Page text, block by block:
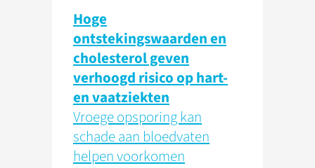
Hoge
ontstekingswaarden en
cholesterol geven
verhoogd risico op hart-
en vaatziekten
Vroege opsporing kan
schade aan bloedvaten
helpen voorkomen